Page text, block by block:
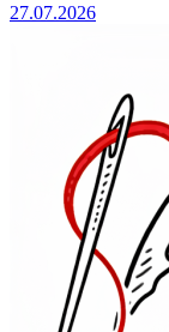
27.07.2026